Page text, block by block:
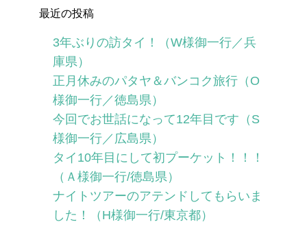
最近の投稿
3年ぶりの訪タイ！（W様御一行／兵
庫県）
正月休みのパタヤ＆バンコク旅行（O
様御一行／徳島県）
今回でお世話になって12年目です（S
様御一行／広島県）
タイ10年目にして初プーケット！！！
（Ａ様御一行/徳島県）
ナイトツアーのアテンドしてもらいま
した！（H様御一行/東京都）